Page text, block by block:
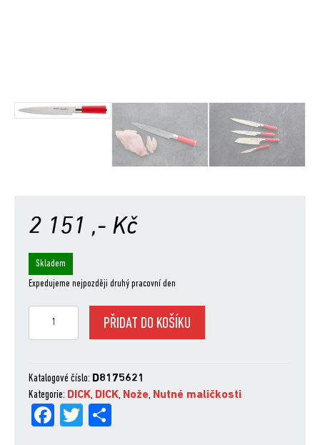
2 151 ,- Kč
Skladem
Expedujeme nejpozději druhý pracovní den
série
RED
SPIRIT
21
PŘIDAT DO KOŠÍKU
Katalogové číslo: D8175621
Kategorie: DICK, DICK, Nože, Nutné maličkosti
Fa
Tw